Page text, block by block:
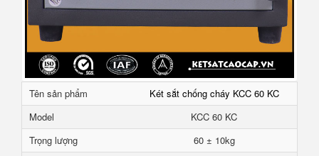
Tên sản phẩm
Két sắt chống cháy KCC 60 KC
Model
KCC 60 KC
Trọng lượng
60 ± 10kg